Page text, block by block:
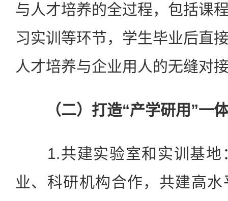
与人才培养的全过程，包括课
习实训等环节，学生毕业后直
人才培养与企业用人的无缝对
（二）打造“产学研用”一体
1.共建实验室和实训基地
业、科研机构合作，共建高